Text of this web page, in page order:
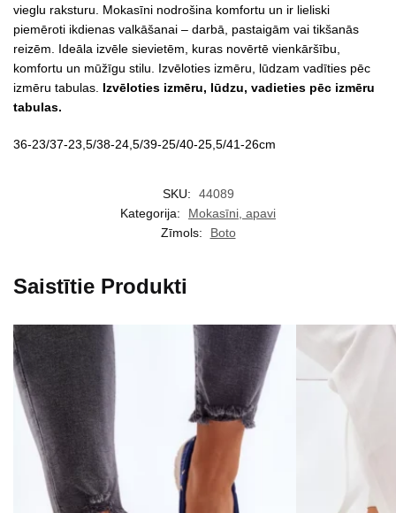
vieglu raksturu. Mokasīni nodrošina komfortu un ir lieliski
piemēroti ikdienas valkāšanai – darbā, pastaigām vai tikšanās
reizēm. Ideāla izvēle sievietēm, kuras novērtē vienkāršību,
komfortu un mūžīgu stilu. Izvēloties izmēru, lūdzam vadīties pēc
izmēru tabulas. Izvēloties izmēru, lūdzu, vadieties pēc izmēru
tabulas.
36-23/37-23,5/38-24,5/39-25/40-25,5/41-26cm
SKU:
44089
Kategorija:
Mokasīni, apavi
Zīmols:
Boto
Saistītie Produkti